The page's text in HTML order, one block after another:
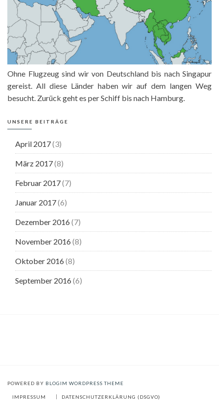
Ohne Flugzeug sind wir von Deutschland bis nach Singapur
gereist. All diese Länder haben wir auf dem langen Weg
besucht. Zurück geht es per Schiff bis nach Hamburg.
UNSERE BEITRÄGE
April 2017(3)
März 2017(8)
Februar 2017(7)
Januar 2017(6)
Dezember 2016 (7)
November 2016 (8)
Oktober 2016 (8)
September 2016 (6)
POWERED BY BLOGIM WORDPRESS THEME
IMPRESSUM DATENSCHUTZERKLÄRUNG (DSGVO)